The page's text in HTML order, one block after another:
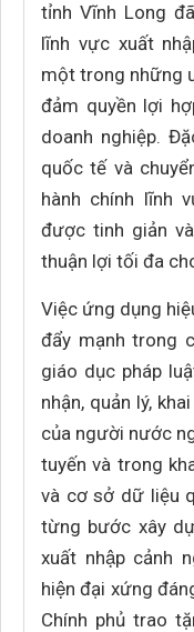
tỉnh Vĩnh Long
lĩnh vực xuất
một trong những
đảm quyền lợi
doanh nghiệp.
quốc tế và
hành chính lĩnh
được tinh giản
thuận lợi tối đa
Việc ứng dụng
đẩy mạnh trong
giáo dục pháp
nhận, quản lý,
của người nước
tuyến và trong
và cơ sở dữ liệu
từng bước xây
xuất nhập cảnh
hiện đại xứng
Chính phủ trao